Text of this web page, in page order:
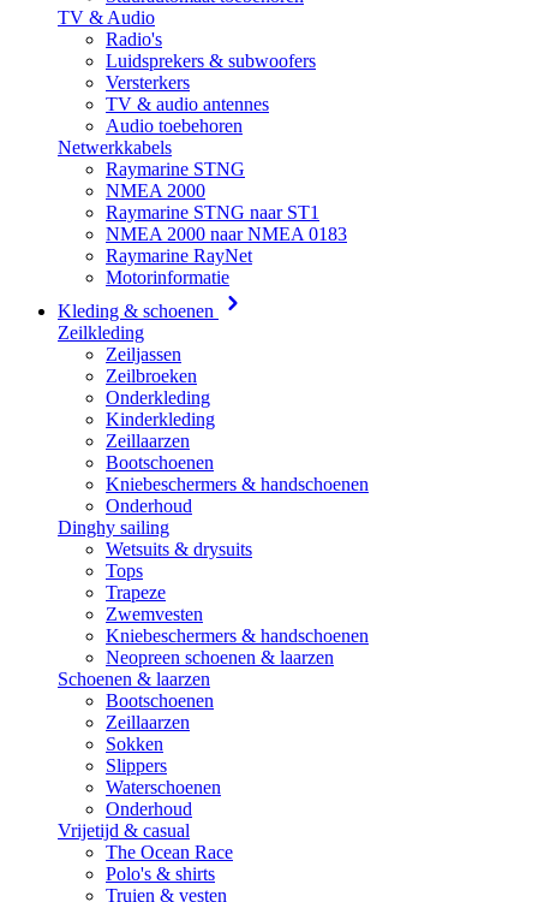
TV & Audio
Radio's
Luidsprekers & subwoofers
Versterkers
TV & audio antennes
Audio toebehoren
Netwerkkabels
Raymarine STNG
NMEA 2000
Raymarine STNG naar ST1
NMEA 2000 naar NMEA 0183
Raymarine RayNet
Motorinformatie
Kleding & schoenen
Zeilkleding
Zeiljassen
Zeilbroeken
Onderkleding
Kinderkleding
Zeillaarzen
Bootschoenen
Kniebeschermers & handschoenen
Onderhoud
Dinghy sailing
Wetsuits & drysuits
Tops
Trapeze
Zwemvesten
Kniebeschermers & handschoenen
Neopreen schoenen & laarzen
Schoenen & laarzen
Bootschoenen
Zeillaarzen
Sokken
Slippers
Waterschoenen
Onderhoud
Vrijetijd & casual
The Ocean Race
Polo's & shirts
Truien & vesten